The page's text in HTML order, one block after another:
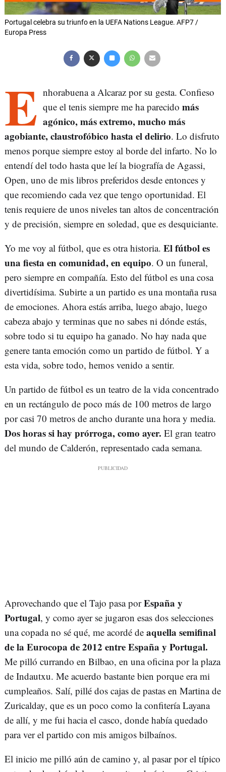
Portugal celebra su triunfo en la UEFA Nations League. AFP7 /
Europa Press
E nhorabuena a Alcaraz por su gesta. Confieso
que el tenis siempre me ha parecido más
agónico, más extremo, mucho más
agobiante, claustrofóbico hasta el delirio. Lo disfruto
menos porque siempre estoy al borde del infarto. No lo
entendí del todo hasta que leí la biografía de Agassi,
Open, uno de mis libros preferidos desde entonces y
que recomiendo cada vez que tengo oportunidad. El
tenis requiere de unos niveles tan altos de concentración
y de precisión, siempre en soledad, que es desquiciante.
Yo me voy al fútbol, que es otra historia. El fútbol es
una fiesta en comunidad, en equipo. O un funeral,
pero siempre en compañía. Esto del fútbol es una cosa
divertidísima. Subirte a un partido es una montaña rusa
de emociones. Ahora estás arriba, luego abajo, luego
cabeza abajo y terminas que no sabes ni dónde estás,
sobre todo si tu equipo ha ganado. No hay nada que
genere tanta emoción como un partido de fútbol. Y a
esta vida, sobre todo, hemos venido a sentir.
Un partido de fútbol es un teatro de la vida concentrado
en un rectángulo de poco más de 100 metros de largo
por casi 70 metros de ancho durante una hora y media.
Dos horas si hay prórroga, como ayer. El gran teatro
del mundo de Calderón, representado cada semana.
Aprovechando que el Tajo pasa porEspaña y
Portugal, y como ayer se jugaron esas dos selecciones
una copada no sé qué, me acordé de aquella semifinal
de la Eurocopa de 2012 entre España y Portugal.
Me pilló currando en Bilbao, en una oficina por la plaza
de Indautxu. Me acuerdo bastante bien porque era mi
cumpleaños. Salí, pillé dos cajas de pastas en Martina de
Zuricalday, que es un poco como la confitería Layana
de allí, y me fui hacia el casco, donde había quedado
para ver el partido con mis amigos bilbaínos.
El inicio me pilló aún de camino y, al pasar por el típico